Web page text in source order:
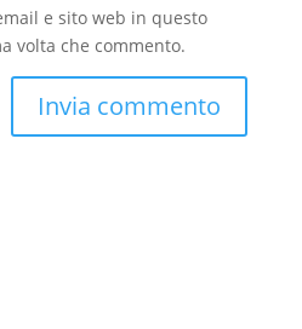
e sito web in questo
volta che commento.